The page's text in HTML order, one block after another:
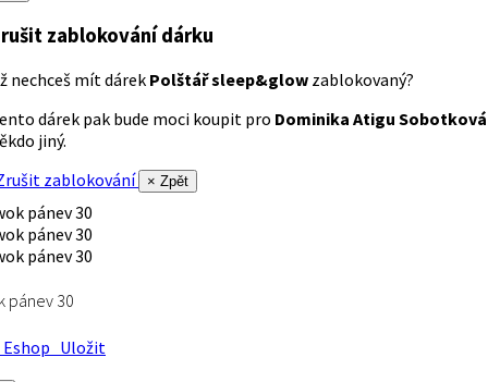
zablokování dárku
nechceš mít dárek Polštář sleep&glow zablokovaný?
dárek pak bude moci koupit pro Dominika Atigu Sobotková
jiný.
zablokování
× Zpět
pánev 30
Uložit